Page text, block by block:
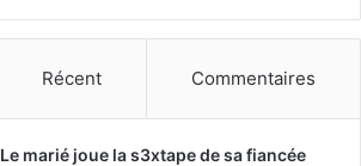
Récent Commentaires
Le marié joue la s3xtape de sa fiancée